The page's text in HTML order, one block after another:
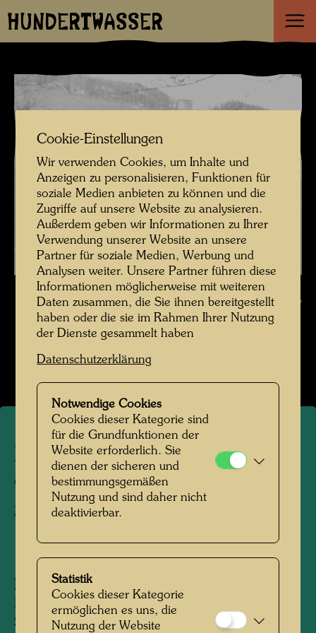
HUNDERTWASSER
Friedrich Stowasser mit Großmutter Jeannette Scheuer , Fotograf:
Unbekannt Unknown © Hundertwasser Archiv
Kindheit und Jugend
Bildergalerie öffnen
Friedrich Stowasser mit
Großmutter Jeannette
Scheuer
1933
Personen am Foto:
Jeannette Scheuer,
Friedensreich Hundertwasser, Friedrich
Stowasser
Cookie-Einstellungen
Wir verwenden Cookies, um Inhalte und
Anzeigen zu personalisieren, Funktionen für
soziale Medien anbieten zu können und die
Zugriffe auf unsere Website zu analysieren.
Außerdem geben wir Informationen zu Ihrer
Verwendung unserer Website an unsere
Partner für soziale Medien, Werbung und
Analysen weiter. Unsere Partner führen diese
Informationen möglicherweise mit weiteren
Daten zusammen, die Sie ihnen bereitgestellt
haben oder die sie im Rahmen Ihrer Nutzung
der Dienste gesammelt haben
Datenschutzerklärung
Notwendige Cookies
Cookies dieser Kategorie sind
für die Grundfunktionen der
Website erforderlich. Sie
dienen der sicheren und
bestimmungsgemäßen
Nutzung und sind daher nicht
deaktivierbar.
Statistik
Cookies dieser Kategorie
ermöglichen es uns, die
Nutzung der Website